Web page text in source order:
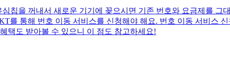
칩을 꺼내서 새로운 기기에 꽂으시면 기존 번호와 요금제를
를 통해 번호 이동 서비스를 신청해야 해요. 번호 이동 서비스
택도 받아볼 수 있으니 이 점도 참고하세요!